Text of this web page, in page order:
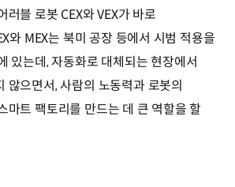
러블 로봇 CEX와 VEX가 바로
와 MEX는 북미 공장 등에서 시범 적용을
있는데, 자동화로 대체되는 현장에서
않으면서, 사람의 노동력과 로봇의
마트 팩토리를 만드는 데 큰 역할을 할